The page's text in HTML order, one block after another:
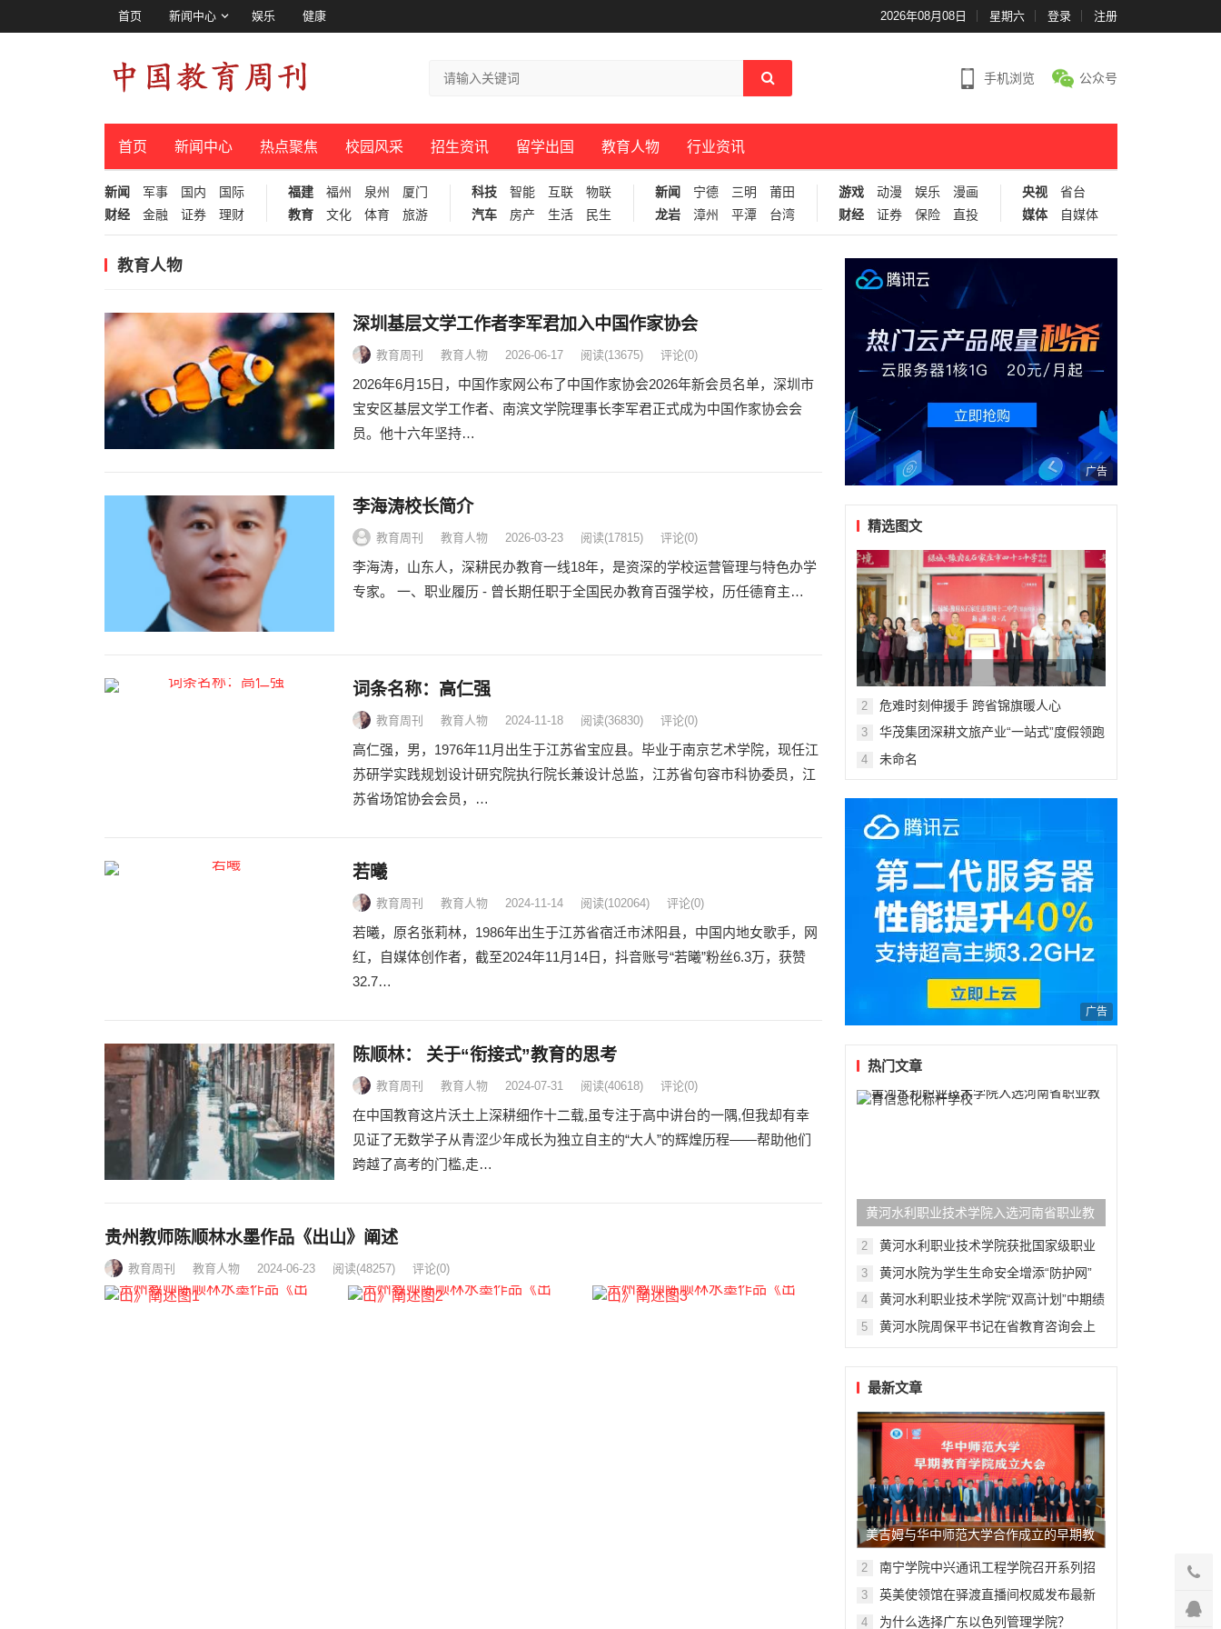
首页 新闻中心 娱乐 健康 2026年08月08日 星期六 登录 注册
手机浏览 公众号
首页 新闻中心 热点聚焦 校园风采 招生资讯 留学出国 教育人物 行业资讯
新闻 军事 国内
国际
财经
金融 证券 理财
福建 福州 泉州
厦门
教育
文化 体育 旅游
科技 智能 互联
物联
汽车
房产 生活 民生
新闻 宁德 三明
莆田
龙岩
漳州 平潭 台湾
游戏 动漫 娱乐
漫画
财经
证券 保险 直投
央视
省台
媒体
自媒体
教育人物
深圳基层文学工作者李军君加入中国作家协会
教育周刊 教育人物 2026-06-17 阅读(13675) 评论(0)
2026年6月15日，中国作家网公布了中国作家协会2026年新会员名单，深圳市
宝安区基层文学工作者、南滨文学院理事长李军君正式成为中国作家协会会
员。他十六年坚持…
李海涛校长简介
教育周刊 教育人物 2026-03-23 阅读(17815) 评论(0)
李海涛，山东人，深耕民办教育一线18年，是资深的学校运营管理与特色办学
专家。 一、职业履历 - 曾长期任职于全国民办教育百强学校，历任德育主…
词条名称：高仁强
教育周刊 教育人物 2024-11-18 阅读(36830) 评论(0)
高仁强，男，1976年11月出生于江苏省宝应县。毕业于南京艺术学院，现任江
苏研学实践规划设计研究院执行院长兼设计总监，江苏省句容市科协委员，江
苏省场馆协会会员，…
若曦
教育周刊 教育人物 2024-11-14 阅读(102064) 评论(0)
若曦，原名张莉林，1986年出生于江苏省宿迁市沭阳县，中国内地女歌手，网
红，自媒体创作者，截至2024年11月14日，抖音账号“若曦”粉丝6.3万，获赞
32.7…
陈顺林： 关于“衔接式”教育的思考
教育周刊 教育人物 2024-07-31 阅读(40618) 评论(0)
在中国教育这片沃土上深耕细作十二载,虽专注于高中讲台的一隅,但我却有幸
见证了无数学子从青涩少年成长为独立自主的“大人”的辉煌历程——帮助他们
跨越了高考的门槛,走…
贵州教师陈顺林水墨作品《出山》阐述
教育周刊 教育人物 2024-06-23 阅读(48257) 评论(0)
广告
精选图文
2 危难时刻伸援手 跨省锦旗暖人心
3
华茂集团深耕文旅产业“一站式”度假领跑
4 未命名
广告
热门文章
黄河水利职业技术学院入选河南省职业教
育信息化标杆学校
2
黄河水利职业技术学院获批国家级职业
3 黄河水院为学生生命安全增添“防护网”
4
黄河水利职业技术学院“双高计划”中期绩
5
黄河水院周保平书记在省教育咨询会上
最新文章
美吉姆与华中师范大学合作成立的早期教
育学院揭牌，早教专业人才培养进程再提
速
2
南宁学院中兴通讯工程学院召开系列招
3
英美使领馆在驿渡直播间权威发布最新
4 为什么选择广东以色列管理学院？